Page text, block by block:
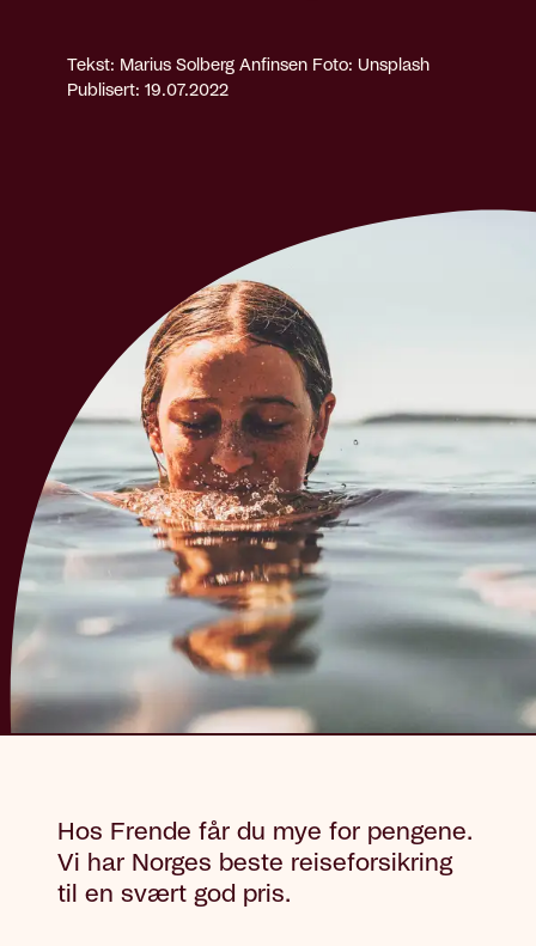
Tekst: Marius Solberg Anfinsen Foto: Unsplash
Publisert: 19.07.2022
Hos Frende får du mye for pengene.
Vi har Norges beste reiseforsikring
til en svært god pris.